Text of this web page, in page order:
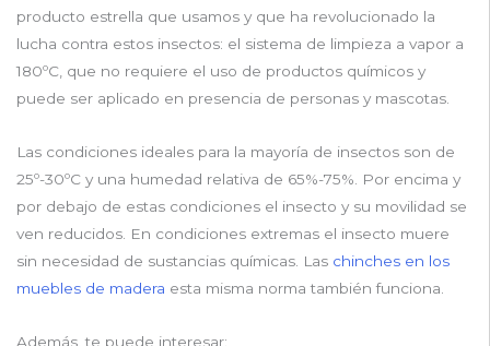
producto estrella que usamos y que ha revolucionado la
lucha contra estos insectos: el sistema de limpieza a vapor a
180ºC, que no requiere el uso de productos químicos y
puede ser aplicado en presencia de personas y mascotas.
Las condiciones ideales para la mayoría de insectos son de
25º-30ºC y una humedad relativa de 65%-75%. Por encima y
por debajo de estas condiciones el insecto y su movilidad se
ven reducidos. En condiciones extremas el insecto muere
sin necesidad de sustancias químicas. Las chinches en los
muebles de madera esta misma norma también funciona.
Además, te puede interesar: